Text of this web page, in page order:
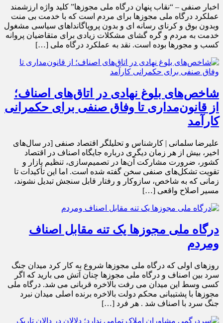
اخبار صنفی – “نقاب پنهان درگاه ملی مجوزها” کلید واژه ارزشمند
عملکرد درگاه ملی مجوزها برای مردم است که با خدمت بی منت
وبدون بوق و کرنای رسانه ای و بدون پروپاگانداهای سیاسی مشغول
خدمت به مردم و گره گشای مشکلات زیادی برای متقاضیان پروانه
کسب و مجورها بوده است. نقد به عملکرد درگاه ملی […]
شاخص‌های بلوغ نهادی در اتاق‌های اصناف؛
از قانون‌مداری تا وفاق صنفی برای حکمرانی
کارآمد
علیرضا سلمانی | کارشناس و تحلیلگر اقتصاد صنفی [در سال‌های
اخیر، بیش از هر زمان دیگری درباره جایگاه اصناف در اقتصاد
کشور، ضرورت مشارکت آن‌ها در تصمیم‌سازی، تنظیم بازار و
تقویت تشکل‌های صنفی سخن گفته شده است. اما این تأکیدات تا
زمانی که به شاخص، سازوکار و رفتار قابل سنجش تبدیل نشوند،
مسیر اصلاح واقعی […]
درگاه ملی مجوزها یک تنه مقابل اصناف
ومردم
روزهای اولی که درگاه ملی مجوزها شروع به کار کرد میدان جنگ
سرد بین اصناف و درگاه ملی مجوزها چنان آتش می بارید که اگر
کسی وسط این میدان می رفت بالاخره قربانی می شد. درگاه ملی
مجوزها با پشتیبانی محکم دولت بالاخره برنده اصلی میدان نبرد
جنگ سرد با اصناف شد . هر فرد […]